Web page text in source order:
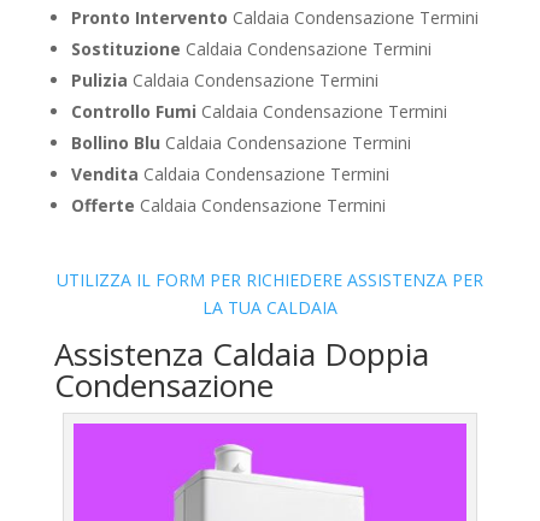
Pronto Intervento Caldaia Condensazione Termini
Sostituzione Caldaia Condensazione Termini
Pulizia Caldaia Condensazione Termini
Controllo Fumi Caldaia Condensazione Termini
Bollino Blu Caldaia Condensazione Termini
Vendita Caldaia Condensazione Termini
Offerte Caldaia Condensazione Termini
UTILIZZA IL FORM PER RICHIEDERE ASSISTENZA PER
LA TUA CALDAIA
Assistenza Caldaia Doppia
Condensazione